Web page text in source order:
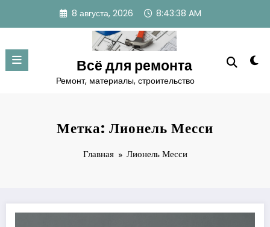
содержимому
8 августа, 2026 8:43:39 AM
Всё для ремонта
Ремонт, материалы, строительство
Метка: Лионель Месси
Главная Лионель Месси